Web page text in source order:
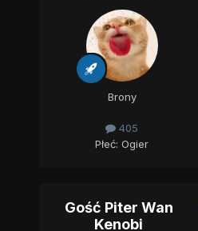
Brony
405
Płeć: Ogier
Gość Piter Wan
Kenobi